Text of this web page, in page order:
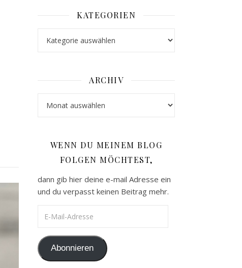
KATEGORIEN
ARCHIV
WENN DU MEINEM BLOG
FOLGEN MÖCHTEST,
dann gib hier deine e-mail Adresse ein
und du verpasst keinen Beitrag mehr.
Abonnieren